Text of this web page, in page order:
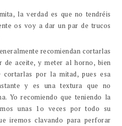
la verdad es que no tendréis
os voy a dar un par de trucos
recomiendan cortarlas
aceite, y meter al horno, bien
cortarlas por la mitad, pues esa
y es una textura que no
Yo recomiendo que teniendo la
unas 1o veces por todo su
iremos clavando para perforar